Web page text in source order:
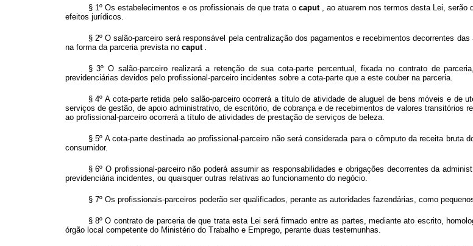
§ 1º Os estabelecimentos e os profissionais de que trata o caput , ao atuarem nos termos desta Lei, serão
efeitos jurídicos.
§ 2º O salão-parceiro será responsável pela centralização dos pagamentos e recebimentos decorrentes
na forma da parceria prevista no caput .
§ 3º O salão-parceiro realizará a retenção de sua cota-parte percentual, fixada no contrato de
previdenciárias devidos pelo profissional-parceiro incidentes sobre a cota-parte que a este couber na parceria.
§ 4º A cota-parte retida pelo salão-parceiro ocorrerá a título de atividade de aluguel de bens móveis e
serviços de gestão, de apoio administrativo, de escritório, de cobrança e de recebimentos de valores transitórios
ao profissional-parceiro ocorrerá a título de atividades de prestação de serviços de beleza.
§ 5º A cota-parte destinada ao profissional-parceiro não será considerada para o cômputo da receita
consumidor.
§ 6º O profissional-parceiro não poderá assumir as responsabilidades e obrigações decorrentes da
previdenciária incidentes, ou quaisquer outras relativas ao funcionamento do negócio.
§ 7º Os profissionais-parceiros poderão ser qualificados, perante as autoridades fazendárias, como
§ 8º O contrato de parceria de que trata esta Lei será firmado entre as partes, mediante ato escrito,
órgão local competente do Ministério do Trabalho e Emprego, perante duas testemunhas.